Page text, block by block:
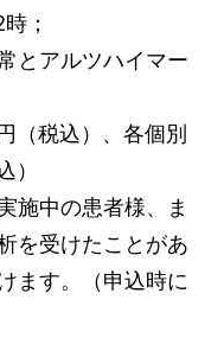
；
とアルツハイマー
（税込）、各個別
）
施中の患者様、ま
を受けたことがあ
ます。（申込時に